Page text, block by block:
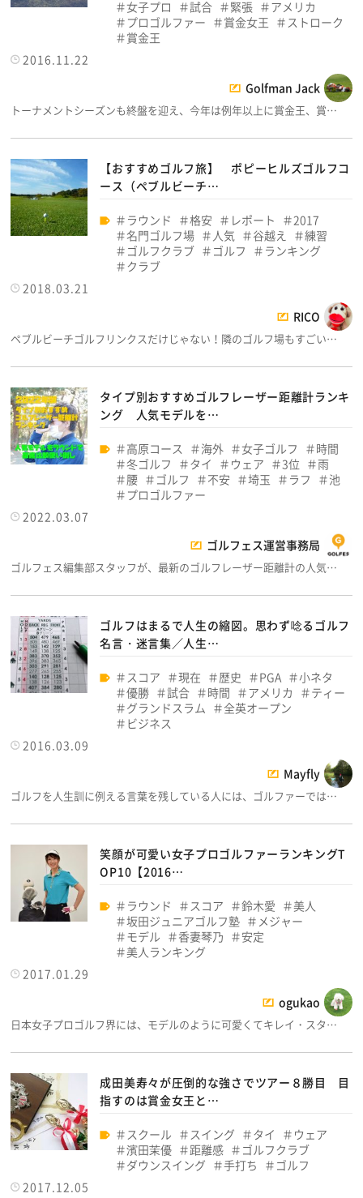
女子プロ 試合 緊張
アメリカ
プロゴルファー
賞金女王
ストローク
賞金王
2016.11.22
Golfman Jack
トーナメントシーズンも終盤を迎え、今年は例年以上に賞金王、賞…
【おすすめゴルフ旅】 ポピーヒルズゴルフコ
ース（ペブルビーチ…
ラウンド 格安 レポート
2017
名門ゴルフ場
人気 谷越え
練習
ゴルフクラブ
ゴルフ
ランキング
クラブ
2018.03.21
RICO
ペブルビーチゴルフリンクスだけじゃない！隣のゴルフ場もすごい…
タイプ別おすすめゴルフレーザー距離計ランキ
ング 人気モデルを…
高原コース 海外 女子ゴルフ
時間
冬ゴルフ
タイ ウェア 3位
雨
腰
ゴルフ 不安 埼玉 ラフ
池
プロゴルファー
2022.03.07
ゴルフェス運営事務局
ゴルフェス編集部スタッフが、最新のゴルフレーザー距離計の人気…
ゴルフはまるで人生の縮図。思わず唸るゴルフ
名言・迷言集／人生…
スコア 現在 歴史 PGA
小ネタ
優勝
試合 時間 アメリカ
ティー
グランドスラム
全英オープン
ビジネス
2016.03.09
Mayfly
ゴルフを人生訓に例える言葉を残している人には、ゴルファーでは…
笑顔が可愛い女子プロゴルファーランキングT
OP10【2016…
ラウンド スコア 鈴木愛
美人
坂田ジュニアゴルフ塾
メジャー
モデル
香妻琴乃
安定
美人ランキング
2017.01.29
ogukao
日本女子プロゴルフ界には、モデルのように可愛くてキレイ・スタ…
成田美寿々が圧倒的な強さでツアー８勝目 目
指すのは賞金女王と…
スクール スイング タイ
ウェア
濱田茉優
距離感
ゴルフクラブ
ダウンスイング
手打ち
ゴルフ
2017.12.05